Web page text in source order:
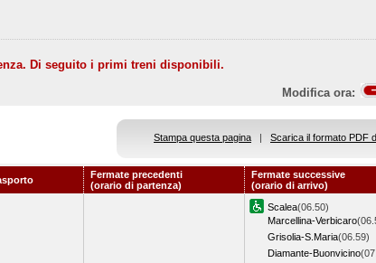
Di seguito i primi treni disponibili.
Modifica ora:
Stampa questa pagina | Scarica il formato PDF
Fermate precedenti
(orario di partenza)
Fermate successive
(orario di arrivo)
Scalea(06.50)
Marcellina-Verbicaro
Grisolia-S.Maria(06.59)
Diamante-Buonvicino